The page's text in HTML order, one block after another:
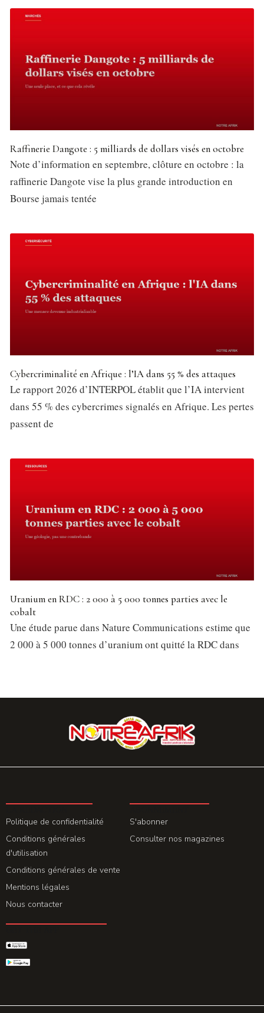
Raffinerie Dangote : 5 milliards de dollars visés en octobre
Note d’information en septembre, clôture en octobre : la
raffinerie Dangote vise la plus grande introduction en
Bourse jamais tentée
Cybercriminalité en Afrique : l’IA dans 55 % des attaques
Le rapport 2026 d’INTERPOL établit que l’IA intervient
dans 55 % des cybercrimes signalés en Afrique. Les pertes
passent de
Uranium en RDC : 2 000 à 5 000 tonnes parties avec le
cobalt
Une étude parue dans Nature Communications estime que
2 000 à 5 000 tonnes d’uranium ont quitté la RDC dans
Politique de confidentialité
Conditions générales
d'utilisation
Conditions générales de vente
Mentions légales
Nous contacter
S'abonner
Consulter nos magazines